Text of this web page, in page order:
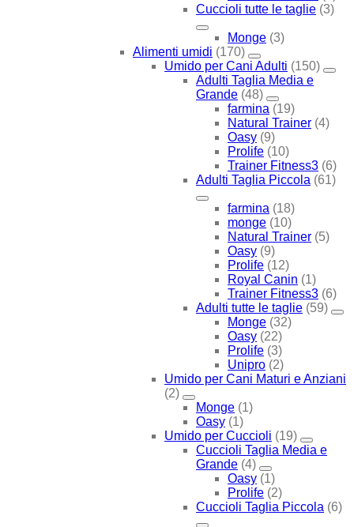
Cuccioli tutte le taglie (3)
Monge (3)
Alimenti umidi (170)
Umido per Cani Adulti (150)
Adulti Taglia Media e
Grande (48)
farmina (19)
Natural Trainer (4)
Oasy (9)
Prolife (10)
Trainer Fitness3 (6)
Adulti Taglia Piccola (61)
farmina (18)
monge (10)
Natural Trainer (5)
Oasy (9)
Prolife (12)
Royal Canin (1)
Trainer Fitness3 (6)
Adulti tutte le taglie (59)
Monge (32)
Oasy (22)
Prolife (3)
Unipro (2)
Umido per Cani Maturi e Anziani
(2)
Monge (1)
Oasy (1)
Umido per Cuccioli (19)
Cuccioli Taglia Media e
Grande (4)
Oasy (1)
Prolife (2)
Cuccioli Taglia Piccola (6)